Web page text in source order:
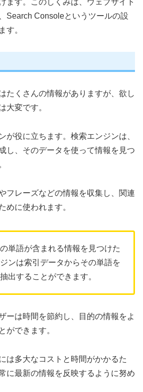
ます。このしくみは、ウェブサイト
Search Consoleというツールの設
す。
たくさんの情報がありますが、欲し
大変です。
が役に立ちます。検索エンジンは、
し、そのデータを使って情報を見つ
フレーズなどの情報を収集し、関連
めに使われます。
単語が含まれる情報を見つけた
ンは索引データからその単語を
出することができます。
ーは時間を節約し、目的の情報をよ
ができます。
は多大なコストと時間がかかるた
に最新の情報を反映するように努め